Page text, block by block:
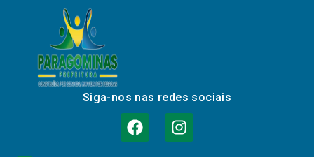
Siga-nos nas redes sociais